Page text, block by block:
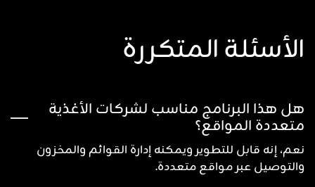
الأسئلة المتكررة
هل هذا البرنامج مناسب لشركات الأغذية
متعددة المواقع؟
نعم، إنه قابل للتطوير ويمكنه إدارة القوائم والمخزون
والتوصيل عبر مواقع متعددة.